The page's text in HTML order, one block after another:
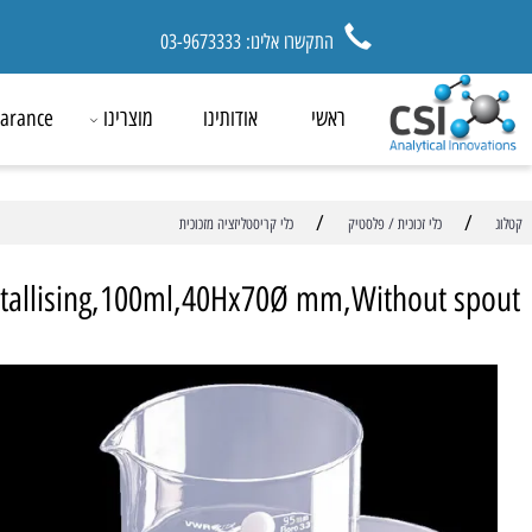
התקשרו אלינו: 03-9673333
ראשי אודותינו מוצרינו Clearance
כלי זכוכית / פלסטיק / כלי קריסטליזציה מזכוכית
mm,Without